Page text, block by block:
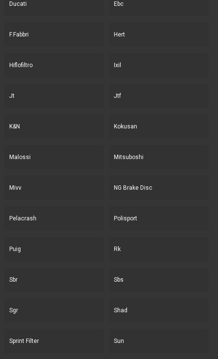
Ducati Ebc
F.Fabbri Hert
Hiflofiltro Ixil
Jt Jtf
K&N Kokusan
Malossi Mitsuboshi
Mivv NG Brake Disc
Pelacrash Polisport
Puig Rk
Sbr Sbs
Sgr Shad
Sprint Filter Sun